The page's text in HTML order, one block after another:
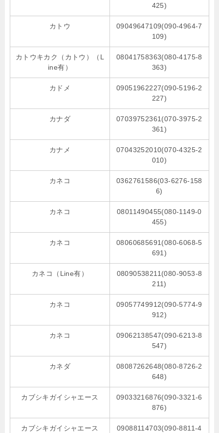
425)
カトウ
09049647109(090-4964-7
109)
カトウキカク（カトウ）（L
ine有）
08041758363(080-4175-8
363)
カドメ
09051962227(090-5196-2
227)
カナダ
07039752361(070-3975-2
361)
カナメ
07043252010(070-4325-2
010)
カネコ
0362761586(03-6276-158
6)
カネコ
08011490455(080-1149-0
455)
カネコ
08060685691(080-6068-5
691)
カネコ（Line有）
08090538211(080-9053-8
211)
カネコ
09057749912(090-5774-9
912)
カネコ
09062138547(090-6213-8
547)
カネダ
08087262648(080-8726-2
648)
カブシキガイシャエース
09033216876(090-3321-6
876)
カブシキガイシャエース
09088114703(090-8811-4